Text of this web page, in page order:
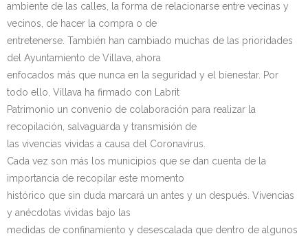
ambiente de las calles, la forma de relacionarse entre vecinas y
vecinos, de hacer la compra o de
entretenerse. También han cambiado muchas de las prioridades
del Ayuntamiento de Villava, ahora
enfocados más que nunca en la seguridad y el bienestar. Por
todo ello, Villava ha firmado con Labrit
Patrimonio un convenio de colaboración para realizar la
recopilación, salvaguarda y transmisión de
las vivencias vividas a causa del Coronavirus.
Cada vez son más los municipios que se dan cuenta de la
importancia de recopilar este momento
histórico que sin duda marcará un antes y un después. Vivencias
y anécdotas vividas bajo las
medidas de confinamiento y desescalada que dentro de algunos